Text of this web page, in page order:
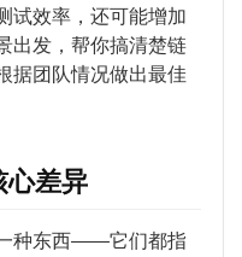
试效率，还可能增加
出发，帮你搞清楚链
据团队情况做出最佳
心差异
种东西——它们都指